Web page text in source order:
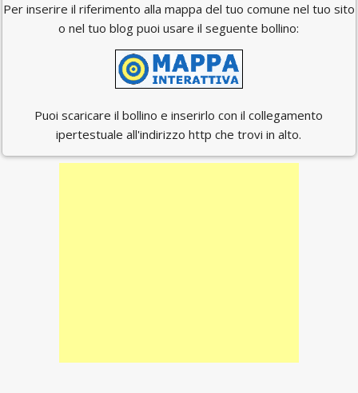
Per inserire il riferimento alla mappa del tuo comune nel tuo sito
o nel tuo blog puoi usare il seguente bollino:
Puoi scaricare il bollino e inserirlo con il collegamento
ipertestuale all'indirizzo http che trovi in alto.